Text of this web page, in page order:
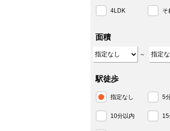
4LDK そ
面積
～
駅徒歩
指定なし 5
10分以内